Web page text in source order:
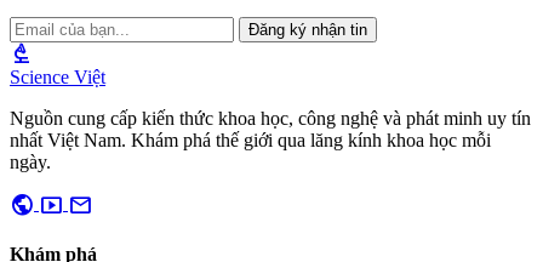
Đăng ký nhận tin
biotech
Science Việt
Nguồn cung cấp kiến thức khoa học, công nghệ và phát minh uy tín
nhất Việt Nam. Khám phá thế giới qua lăng kính khoa học mỗi
ngày.
public smart_display mail
Khám phá